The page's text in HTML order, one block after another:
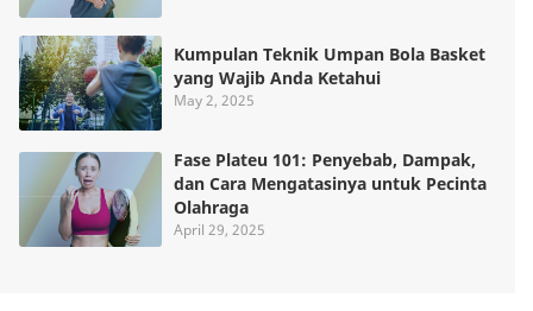
Kumpulan Teknik Umpan Bola Basket
yang Wajib Anda Ketahui
May 2, 2025
Fase Plateu 101: Penyebab, Dampak,
dan Cara Mengatasinya untuk Pecinta
Olahraga
April 29, 2025